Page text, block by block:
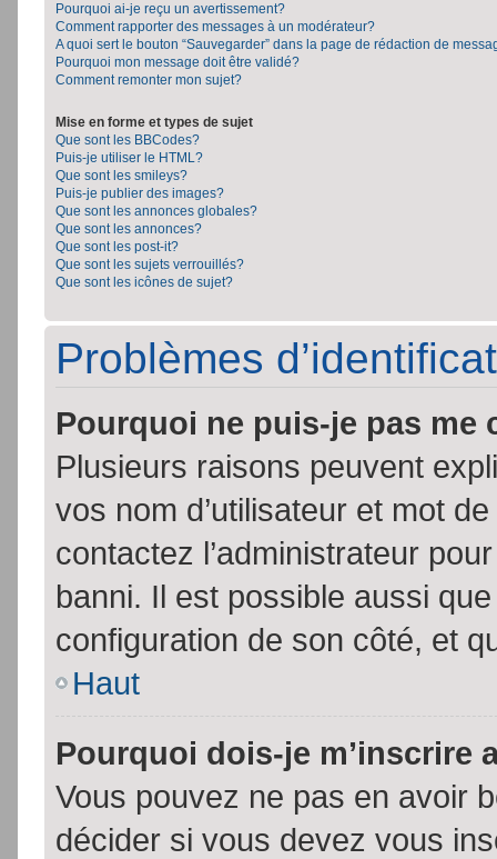
Pourquoi ai-je reçu un avertissement?
Comment rapporter des messages à un modérateur?
A quoi sert le bouton “Sauvegarder” dans la page de rédaction de
Pourquoi mon message doit être validé?
Comment remonter mon sujet?
Mise en forme et types de sujet
Que sont les BBCodes?
Puis-je utiliser le HTML?
Que sont les smileys?
Puis-je publier des images?
Que sont les annonces globales?
Que sont les annonces?
Que sont les post-it?
Que sont les sujets verrouillés?
Que sont les icônes de sujet?
Problèmes
Pourquoi ne puis-je pas me
Plusieurs raisons peuvent
vos nom d’utilisateur et mot
contactez l’administrateur
banni. Il est possible aussi
configuration de son côté, et
Haut
Pourquoi dois-je m’inscrire
Vous pouvez ne pas en avoir
décider si vous devez vous